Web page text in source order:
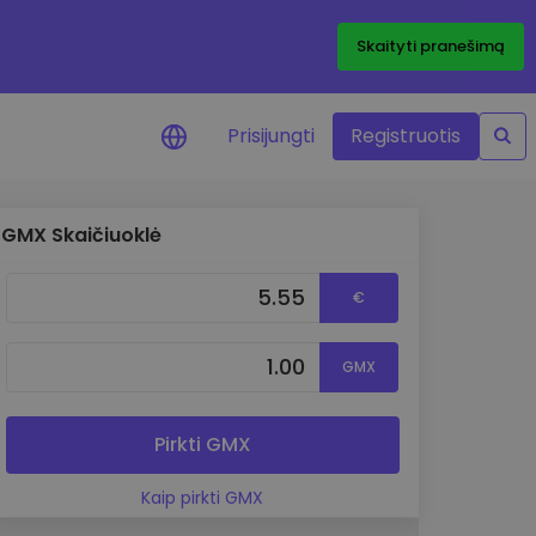
Skaityti pranešimą
analizė
įžvalgos, užtikrinančios
Prisijungti Registruotis
GMX Skaičiuoklė
€
GMX
Pirkti GMX
Kaip pirkti GMX